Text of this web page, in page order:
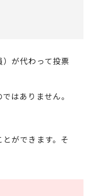
が代わって投票
はありません。
ができます。そ